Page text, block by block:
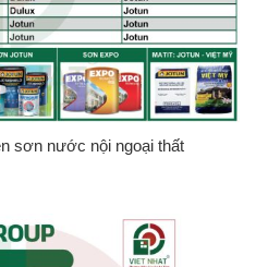
sơn nước nội ngoại thất